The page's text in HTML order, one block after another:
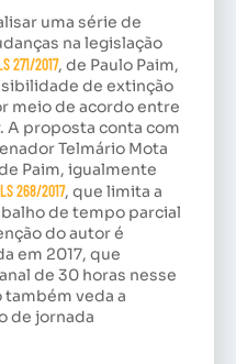
uma série de
na legislação
271/2017, de Paulo Paim,
de extinção
meio de acordo entre
A proposta conta com
Telmário Mota
Paim, igualmente
268/2017, que limita a
de tempo parcial
do autor é
em 2017, que
de 30 horas nesse
veda a
de jornada